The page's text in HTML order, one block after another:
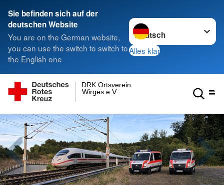
Sie befinden sich auf der
deutschen Website
You are on the German website,
you can use the switch to switch to
the English one
Sprache wechseln zu
Alles klar
Wirges e.V.
DRK Ortsverein